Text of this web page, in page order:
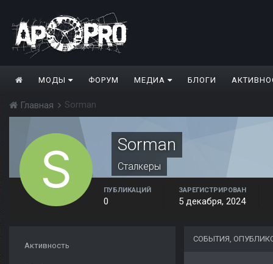
МОДЫ ФОРУМ МЕДИА БЛОГИ
Главная Sorman
Sorman
Сталкеры
ПУБЛИКАЦИЙ
0
ЗАРЕГИСТРИРОВАН
5 декабря, 2024
Активность
СОБЫТИЯ,